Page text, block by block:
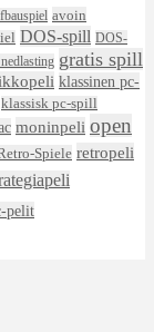
avoin
DOS-spill DOS-
gratis spill
klassinen pc-
klassisk pc-spill
moninpeli open
Spiele retropeli
pelit